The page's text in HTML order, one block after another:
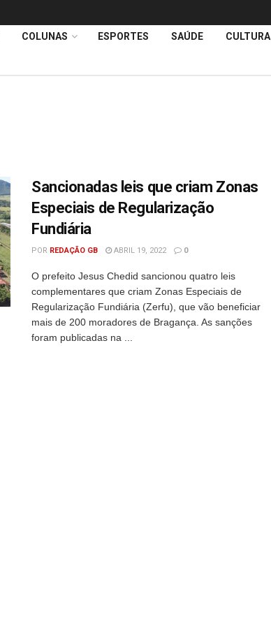
COLUNAS ESPORTES SAÚDE CULTURA
Sancionadas leis que criam Zonas
Especiais de Regularização
Fundiária
POR REDAÇÃO GB ABRIL 19, 2022 0
O prefeito Jesus Chedid sancionou quatro leis
complementares que criam Zonas Especiais de
Regularização Fundiária (Zerfu), que vão beneficiar
mais de 200 moradores de Bragança. As sanções
foram publicadas na ...